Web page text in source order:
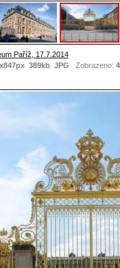
Paříž, 17.7.2014
389kb JPG Zobrazeno: